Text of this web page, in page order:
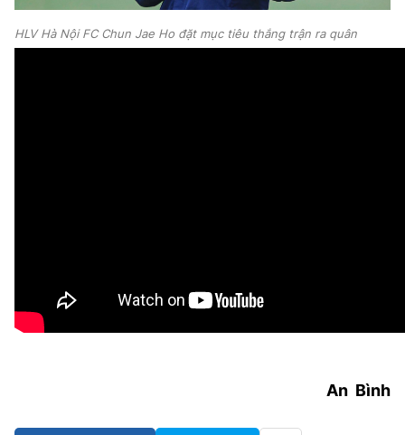
HLV Hà Nội FC Chun Jae Ho đặt mục tiêu thắng trận ra quân
An Bình